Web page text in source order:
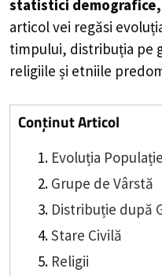
statistici
articol vei regăsi
timpului, distribuția pe
religiile și etniile
Conținut Articol
Evoluția
Grupe de Vârstă
Distribuție după
Stare Civilă
Religii